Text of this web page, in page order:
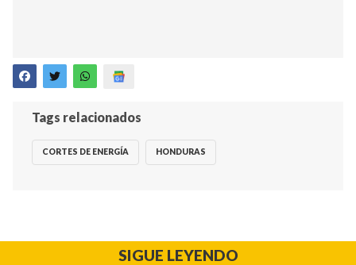
Tags relacionados
CORTES DE ENERGÍA HONDURAS
SIGUE LEYENDO